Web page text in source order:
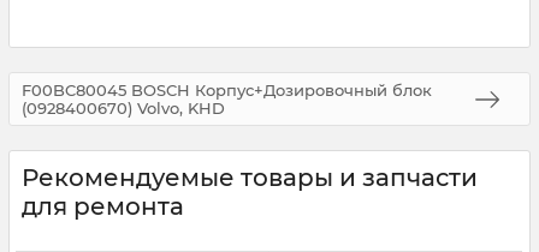
F00BC80045 BOSCH Корпус+Дозировочный блок
(0928400670) Volvo, KHD
Рекомендуемые товары и запчасти
для ремонта